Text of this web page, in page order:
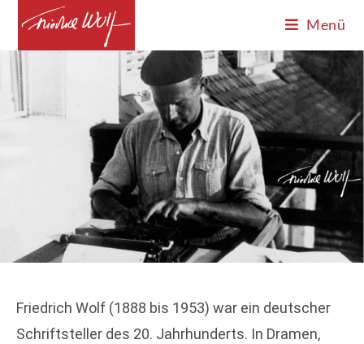
Menü
Friedrich Wolf (1888 bis 1953) war ein deutscher
Schriftsteller des 20. Jahrhunderts. In Dramen,